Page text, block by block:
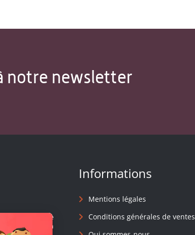
notre newsletter
de l'Homme
en
Informations
Mentions légales
Conditions générales de ventes